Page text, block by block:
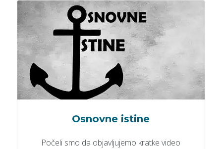
Osnovne istine
Počeli smo da objavljujemo kratke video